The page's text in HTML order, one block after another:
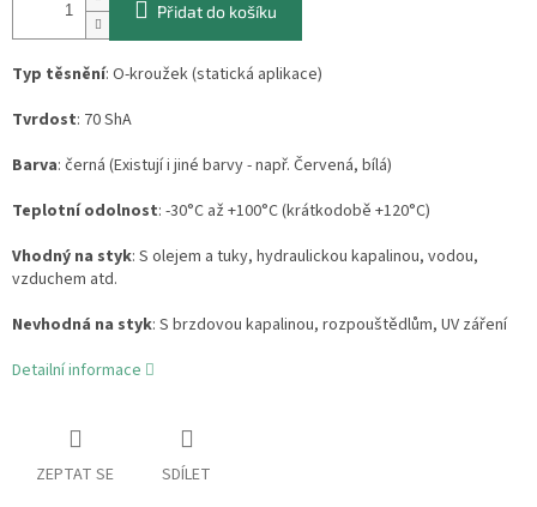
Přidat do košíku
Typ těsnění: O-kroužek (statická aplikace)
Tvrdost: 70 ShA
Barva: černá (Existují i jiné barvy - např. Červená, bílá)
Teplotní odolnost: -30°C až +100°C (krátkodobě +120°C)
Vhodný na styk: S olejem a tuky, hydraulickou kapalinou, vodou,
vzduchem atd.
Nevhodná na styk: S brzdovou kapalinou, rozpouštědlům, UV záření
Detailní informace
ZEPTAT SE SDÍLET